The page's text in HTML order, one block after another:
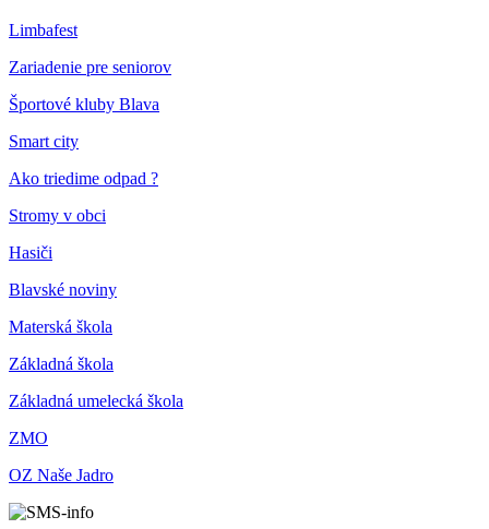
Limbafest
Zariadenie pre seniorov
Športové kluby Blava
Smart city
Ako triedime odpad ?
Stromy v obci
Hasiči
Blavské noviny
Materská škola
Základná škola
Základná umelecká škola
ZMO
OZ Naše Jadro